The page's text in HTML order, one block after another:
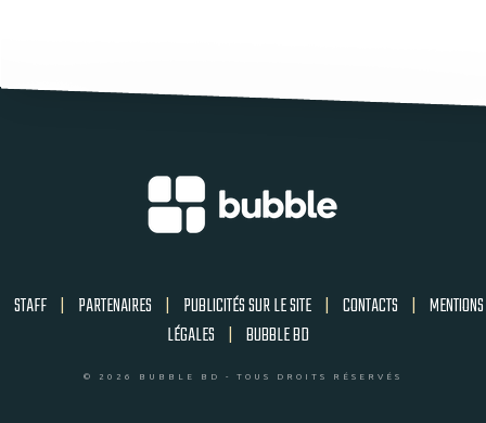
STAFF | PARTENAIRES | PUBLICITÉS SUR LE SITE | CONTACTS | MENTIONS
LÉGALES | BUBBLE BD
© 2026 BUBBLE BD - TOUS DROITS RÉSERVÉS